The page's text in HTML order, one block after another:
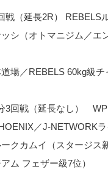
戦（延長2R） REBELS
シ（オトマニジム／エ
場／REBELS 60kg級チ
3回戦（延長なし）
／J-NETWORKラ
クカムイ（スタージス
ム フェザー級7位）